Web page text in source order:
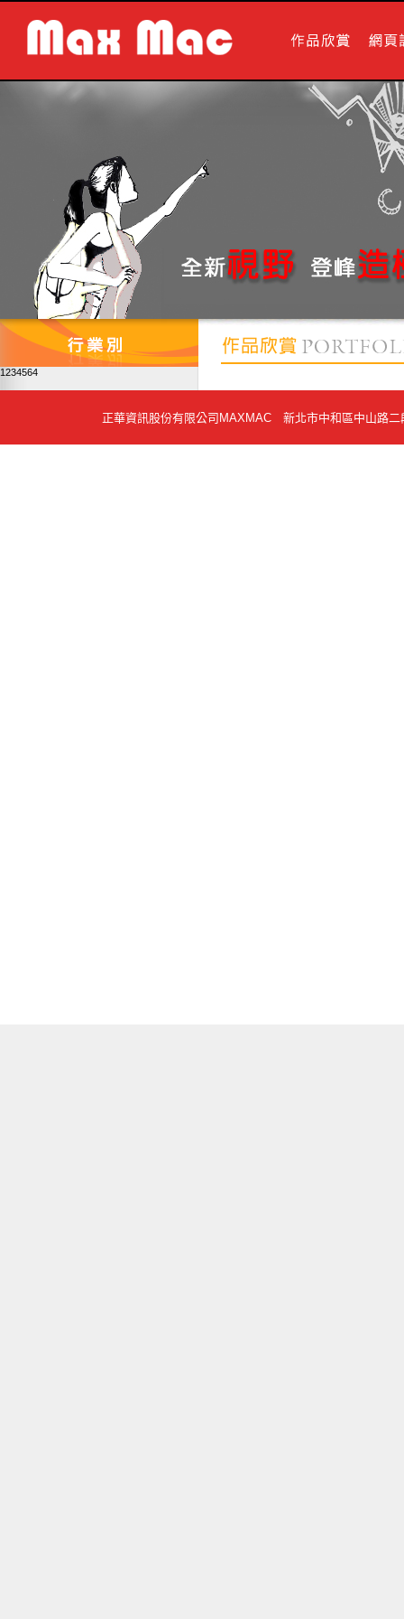
1234564
正華資訊股份有限公司MAXMAC 新北市中和區中山路